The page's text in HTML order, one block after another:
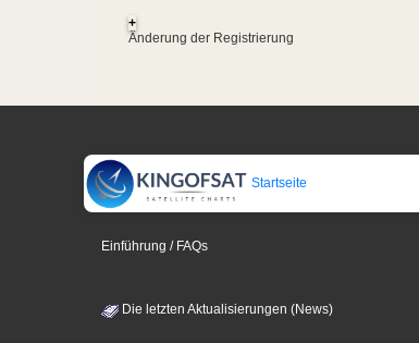
+
Änderung der Registrierung
Startseite
Einführung / FAQs
Die letzten Aktualisierungen (News)